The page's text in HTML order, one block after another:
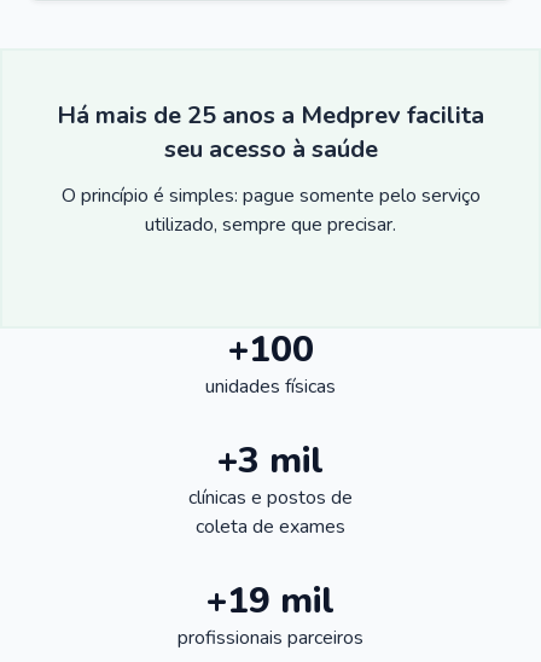
Há mais de 25 anos a Medprev facilita
seu acesso à saúde
O princípio é simples: pague somente pelo serviço
utilizado, sempre que precisar.
+100
unidades físicas
+3 mil
clínicas e postos de
coleta de exames
+19 mil
profissionais parceiros